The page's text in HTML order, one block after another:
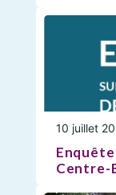
10 juillet
Centre-